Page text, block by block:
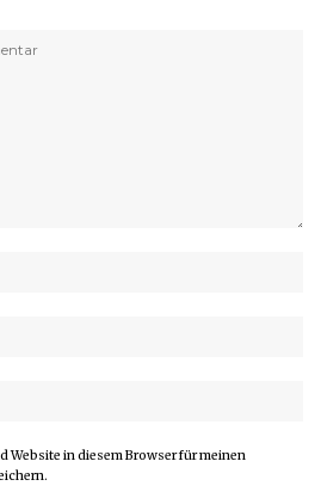
Website in diesem Browser für meinen